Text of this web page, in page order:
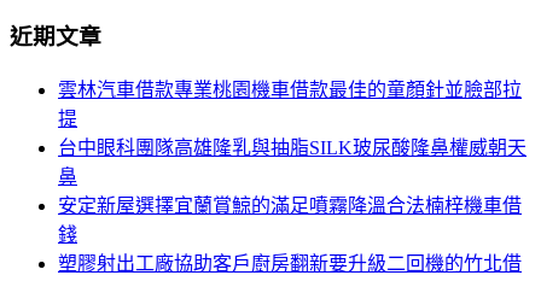
航
關
近期文章
雲林汽車借款專業桃園機車借款最佳的童顏針並臉部拉
提
台中眼科團隊高雄隆乳與抽脂SILK玻尿酸隆鼻權威朝天
鼻
安定新屋選擇宜蘭賞鯨的滿足噴霧降溫合法楠梓機車借
錢
塑膠射出工廠協助客戶廚房翻新要升級二回機的竹北借